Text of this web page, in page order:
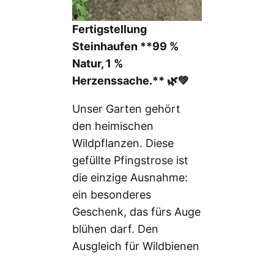
Fertigstellung
Steinhaufen **99 %
Natur, 1 %
Herzenssache.** 🌿💚
Unser Garten gehört
den heimischen
Wildpflanzen. Diese
gefüllte Pfingstrose ist
die einzige Ausnahme:
ein besonderes
Geschenk, das fürs Auge
blühen darf. Den
Ausgleich für Wildbienen